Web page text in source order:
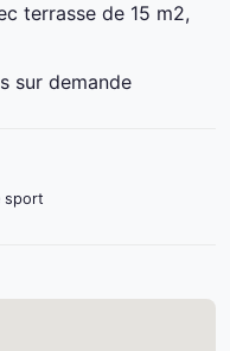
terrasse de 15 m2,
sur demande
sport